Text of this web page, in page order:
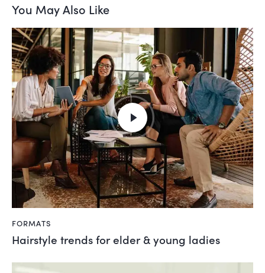
You May Also Like
FORMATS
Hairstyle trends for elder & young ladies